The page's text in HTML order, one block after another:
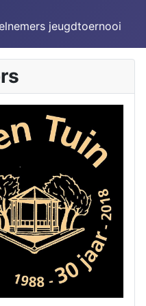
jeugdtoernooi